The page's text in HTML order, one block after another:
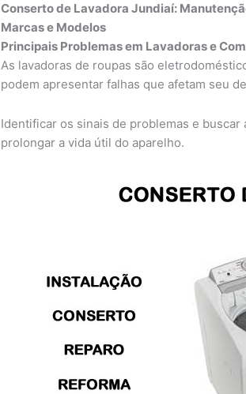
Conserto de Lavadora Jundiaí:
Marcas e Modelos
Principais Problemas em Lavadoras e
As lavadoras de roupas são
podem apresentar falhas que afetam seu
Identificar os sinais de problemas e
prolongar a vida útil do aparelho.